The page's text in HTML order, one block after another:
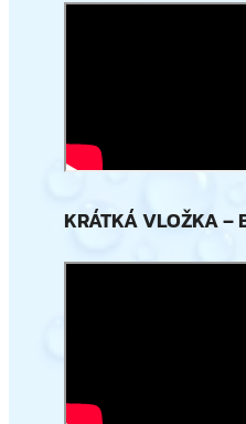
KRÁTKÁ VLOŽKA –